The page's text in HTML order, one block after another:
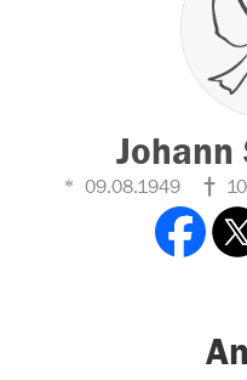
09.08.1949